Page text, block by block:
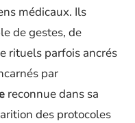
médicaux. Ils
de gestes, de
rituels parfois ancrés
par
reconnue dans sa
des protocoles